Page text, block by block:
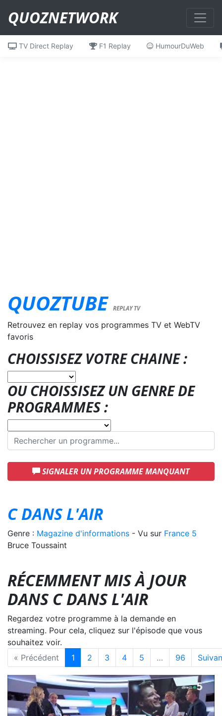
QUOZNETWORK
TV Direct Replay F1 Replay HumourDuWeb
QUOZTUBE REPLAY TV
Retrouvez en replay vos programmes TV et WebTV
favoris
CHOISSISEZ VOTRE CHAINE :
OU CHOISSISEZ UN GENRE DE
PROGRAMMES :
SIGNALER UN PROGRAMME MANQUANT
C DANS L'AIR
Genre : Magazine d'informations - Vu sur France 5
Bruce Toussaint
RÉCEMMENT MIS À JOUR
DANS C DANS L'AIR
Regardez votre programme à la demande en
streaming. Pour cela, cliquez sur l'épisode que vous
souhaitez voir.
« Précédent
1 2 3 4 5 … 96